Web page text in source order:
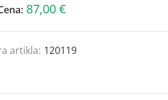
87,00 €
artikla: 120119